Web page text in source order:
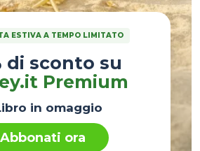
ESTIVA A TEMPO LIMITATO
di sconto su
Premium
in omaggio
Abbonati ora